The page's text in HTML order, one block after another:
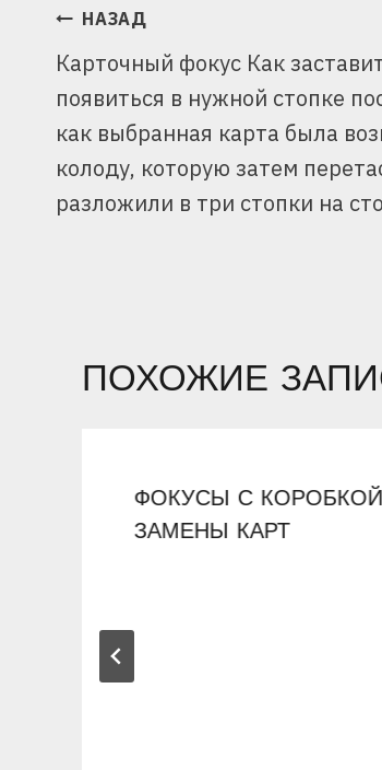
НАВИГАЦИЯ
ПО
ЗАПИСЯМ
НАЗАД
Карточный фокус Как
появиться в нужной стопке
как выбранная карта была
колоду, которую затем
разложили в три стопки на
ПОХОЖИЕ
ФОКУСЫ С
ЗАМЕНЫ КАРТ